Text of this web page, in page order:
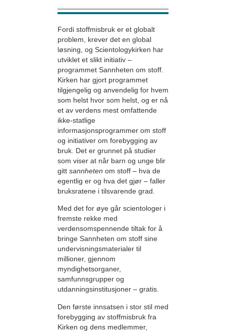
Fordi stoffmisbruk er et globalt
problem, krever det en global
løsning, og Scientologykirken har
utviklet et slikt initiativ –
programmet Sannheten om stoff.
Kirken har gjort programmet
tilgjengelig og anvendelig for hvem
som helst hvor som helst, og er nå
et av verdens mest omfattende
ikke-statlige
informasjonsprogrammer om stoff
og initiativer om forebygging av
bruk. Det er grunnet på studier
som viser at når barn og unge blir
gitt sannheten om stoff – hva de
egentlig er og hva det gjør – faller
bruksratene i tilsvarende grad.
Med det for øye går scientologer i
fremste rekke med
verdensomspennende tiltak for å
bringe Sannheten om stoff sine
undervisningsmaterialer til
millioner, gjennom
myndighetsorganer,
samfunnsgrupper og
utdanningsinstitusjoner – gratis.
Den første innsatsen i stor stil med
forebygging av stoffmisbruk fra
Kirken og dens medlemmer,